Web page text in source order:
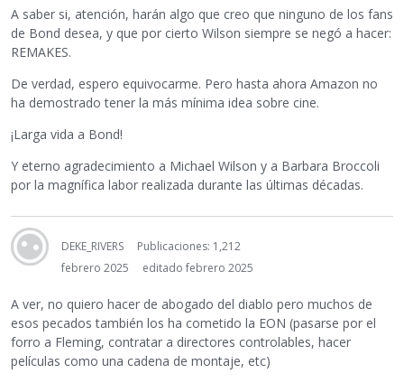
A saber si, atención, harán algo que creo que ninguno de los fans
de Bond desea, y que por cierto Wilson siempre se negó a hacer:
REMAKES.
De verdad, espero equivocarme. Pero hasta ahora Amazon no
ha demostrado tener la más mínima idea sobre cine.
¡Larga vida a Bond!
Y eterno agradecimiento a Michael Wilson y a Barbara Broccoli
por la magnífica labor realizada durante las últimas décadas.
DEKE_RIVERS
Publicaciones: 1,212
febrero 2025
editado febrero 2025
A ver, no quiero hacer de abogado del diablo pero muchos de
esos pecados también los ha cometido la EON (pasarse por el
forro a Fleming, contratar a directores controlables, hacer
películas como una cadena de montaje, etc)